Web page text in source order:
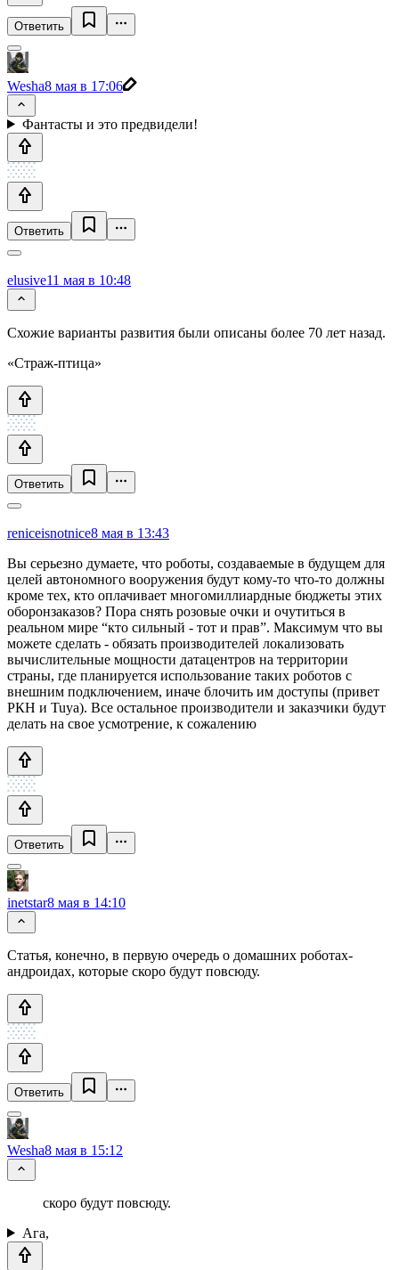
Ответить
Wesha8 мая в 17:06
Фантасты и это предвидели!
Ответить
elusive11 мая в 10:48
Схожие варианты развития были описаны более 70 лет назад.
«Страж-птица»
Ответить
reniceisnotnice8 мая в 13:43
Вы серьезно думаете, что роботы, создаваемые в будущем для
целей автономного вооружения будут кому-то что-то должны
кроме тех, кто оплачивает многомиллиардные бюджеты этих
оборонзаказов? Пора снять розовые очки и очутиться в
реальном мире “кто сильный - тот и прав”. Максимум что вы
можете сделать - обязать производителей локализовать
вычислительные мощности датацентров на территории
страны, где планируется использование таких роботов с
внешним подключением, иначе блочить им доступы (привет
РКН и Tuya). Все остальное производители и заказчики будут
делать на свое усмотрение, к сожалению
Ответить
inetstar8 мая в 14:10
Статья, конечно, в первую очередь о домашних роботах-
андроидах, которые скоро будут повсюду.
Ответить
Wesha8 мая в 15:12
скоро будут повсюду.
Ага,